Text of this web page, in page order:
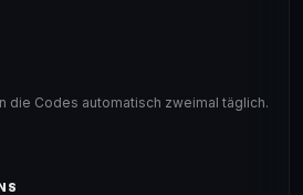
die Codes automatisch zweimal täglich.